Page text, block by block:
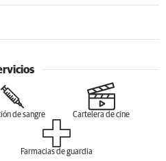
de sangre Cartelera de cine
Farmacias de guardia